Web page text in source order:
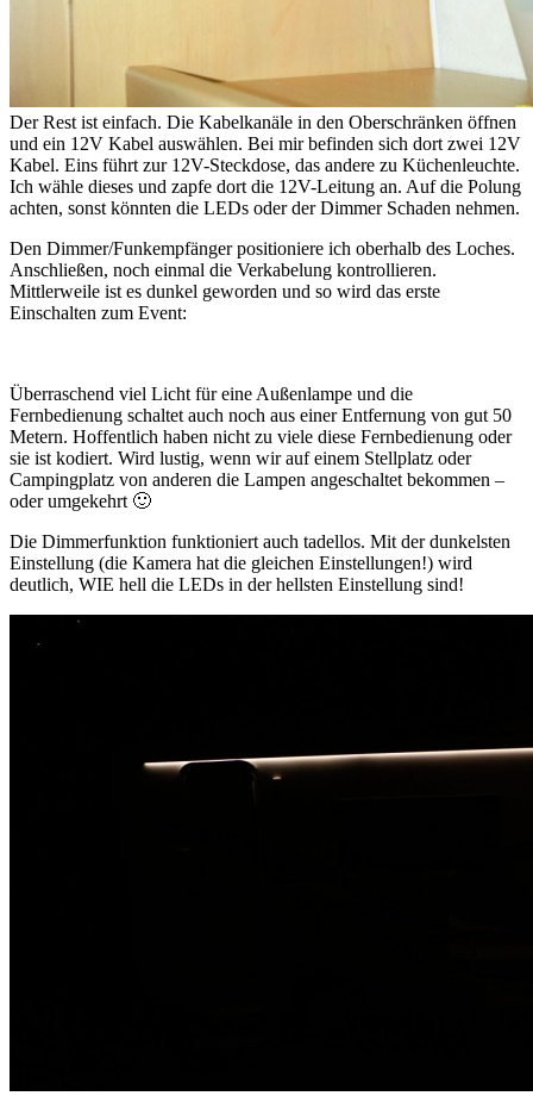
Der Rest ist einfach. Die Kabelkanäle in den Oberschränken öffnen
und ein 12V Kabel auswählen. Bei mir befinden sich dort zwei 12V
Kabel. Eins führt zur 12V-Steckdose, das andere zu Küchenleuchte.
Ich wähle dieses und zapfe dort die 12V-Leitung an. Auf die Polung
achten, sonst könnten die LEDs oder der Dimmer Schaden nehmen.
Den Dimmer/Funkempfänger positioniere ich oberhalb des Loches.
Anschließen, noch einmal die Verkabelung kontrollieren.
Mittlerweile ist es dunkel geworden und so wird das erste
Einschalten zum Event:
Überraschend viel Licht für eine Außenlampe und die
Fernbedienung schaltet auch noch aus einer Entfernung von gut 50
Metern. Hoffentlich haben nicht zu viele diese Fernbedienung oder
sie ist kodiert. Wird lustig, wenn wir auf einem Stellplatz oder
Campingplatz von anderen die Lampen angeschaltet bekommen –
oder umgekehrt 🙂
Die Dimmerfunktion funktioniert auch tadellos. Mit der dunkelsten
Einstellung (die Kamera hat die gleichen Einstellungen!) wird
deutlich, WIE hell die LEDs in der hellsten Einstellung sind!